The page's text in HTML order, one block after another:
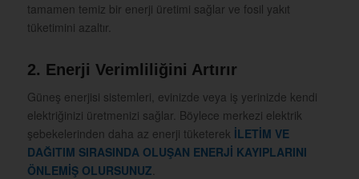
tamamen temiz bir enerji üretimi sağlar ve fosil yakıt
tüketimini azaltır.
2. Enerji Verimliliğini Artırır
Güneş enerjisi sistemleri, evinizde veya iş yerinizde kendi
elektriğinizi üretmenizi sağlar. Böylece merkezi elektrik
şebekelerinden daha az enerji tüketerek İLETİM VE
DAĞITIM SIRASINDA OLUŞAN ENERJİ KAYIPLARINI
ÖNLEMİŞ OLURSUNUZ.